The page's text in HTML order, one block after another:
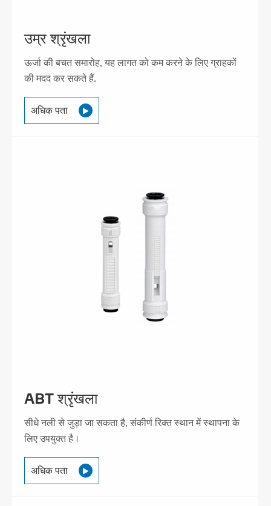
उम्र श्रृंखला
ऊर्जा की बचत समारोह, यह लागत को कम करने के लिए ग्राहकों
की मदद कर सकते हैं.
अधिक पता 
ABT श्रृंखला
सीधे नली से जुड़ा जा सकता है, संकीर्ण रिक्त स्थान में स्थापना के
लिए उपयुक्त है।
अधिक पता 